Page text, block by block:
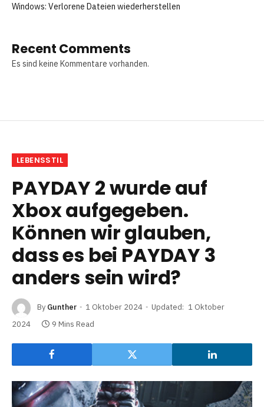
Windows: Verlorene Dateien wiederherstellen
Recent Comments
Es sind keine Kommentare vorhanden.
LEBENSSTIL
PAYDAY 2 wurde auf
Xbox aufgegeben.
Können wir glauben,
dass es bei PAYDAY 3
anders sein wird?
By Gunther 1 Oktober 2024 Updated: 1 Oktober
2024
9 Mins Read